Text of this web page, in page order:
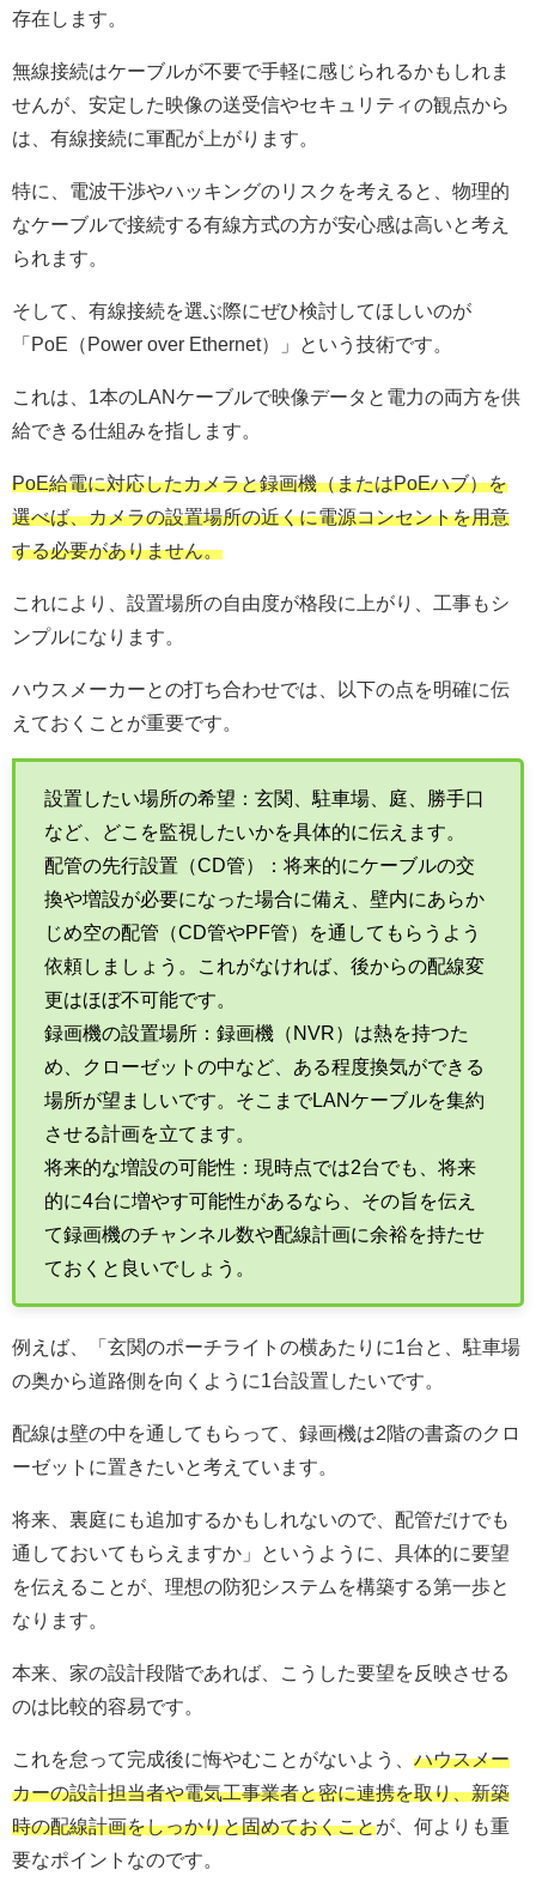
存在します。
無線接続はケーブルが不要で手軽に感じられるかもしれま
せんが、安定した映像の送受信やセキュリティの観点から
は、有線接続に軍配が上がります。
特に、電波干渉やハッキングのリスクを考えると、物理的
なケーブルで接続する有線方式の方が安心感は高いと考え
られます。
そして、有線接続を選ぶ際にぜひ検討してほしいのが
「PoE（Power over Ethernet）」という技術です。
これは、1本のLANケーブルで映像データと電力の両方を供
給できる仕組みを指します。
PoE給電に対応したカメラと録画機（またはPoEハブ）を
選べば、カメラの設置場所の近くに電源コンセントを用意
する必要がありません。
これにより、設置場所の自由度が格段に上がり、工事もシ
ンプルになります。
ハウスメーカーとの打ち合わせでは、以下の点を明確に伝
えておくことが重要です。
設置したい場所の希望：玄関、駐車場、庭、勝手口
など、どこを監視したいかを具体的に伝えます。
配管の先行設置（CD管）：将来的にケーブルの交
換や増設が必要になった場合に備え、壁内にあらか
じめ空の配管（CD管やPF管）を通してもらうよう
依頼しましょう。これがなければ、後からの配線変
更はほぼ不可能です。
録画機の設置場所：録画機（NVR）は熱を持つた
め、クローゼットの中など、ある程度換気ができる
場所が望ましいです。そこまでLANケーブルを集約
させる計画を立てます。
将来的な増設の可能性：現時点では2台でも、将来
的に4台に増やす可能性があるなら、その旨を伝え
て録画機のチャンネル数や配線計画に余裕を持たせ
ておくと良いでしょう。
例えば、「玄関のポーチライトの横あたりに1台と、駐車場
の奥から道路側を向くように1台設置したいです。
配線は壁の中を通してもらって、録画機は2階の書斎のクロ
ーゼットに置きたいと考えています。
将来、裏庭にも追加するかもしれないので、配管だけでも
通しておいてもらえますか」というように、具体的に要望
を伝えることが、理想の防犯システムを構築する第一歩と
なります。
本来、家の設計段階であれば、こうした要望を反映させる
のは比較的容易です。
これを怠って完成後に悔やむことがないよう、 ハウスメー
カーの設計担当者や電気工事業者と密に連携を取り、新築
時の配線計画をしっかりと固めておくことが、何よりも重
要なポイントなのです。